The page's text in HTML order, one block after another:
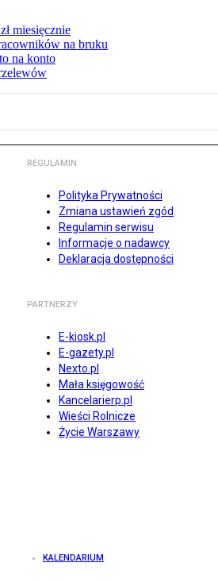
miesięcznie
na bruku
na konto
REGULAMIN
Polityka Prywatności
Zmiana ustawień zgód
Regulamin serwisu
Informacje o nadawcy
Deklaracja dostępności
PARTNERZY
E-kiosk.pl
E-gazety.pl
Nexto.pl
Mała księgowość
Kancelarierp.pl
Wieści Rolnicze
Życie Warszawy
KALENDARIUM